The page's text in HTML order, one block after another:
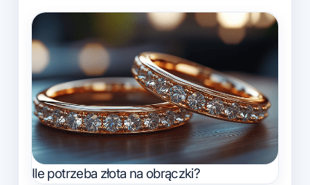
Ile potrzeba złota na obrączki?